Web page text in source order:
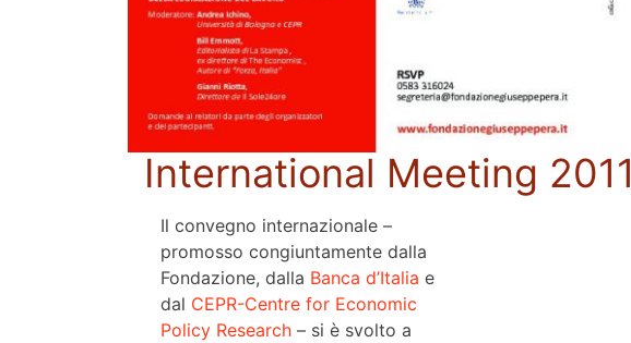
International Meeting 2011
Il convegno internazionale –
promosso congiuntamente dalla
Fondazione, dalla Banca d’Italia e
dal CEPR-Centre for Economic
Policy Research – si è svolto a